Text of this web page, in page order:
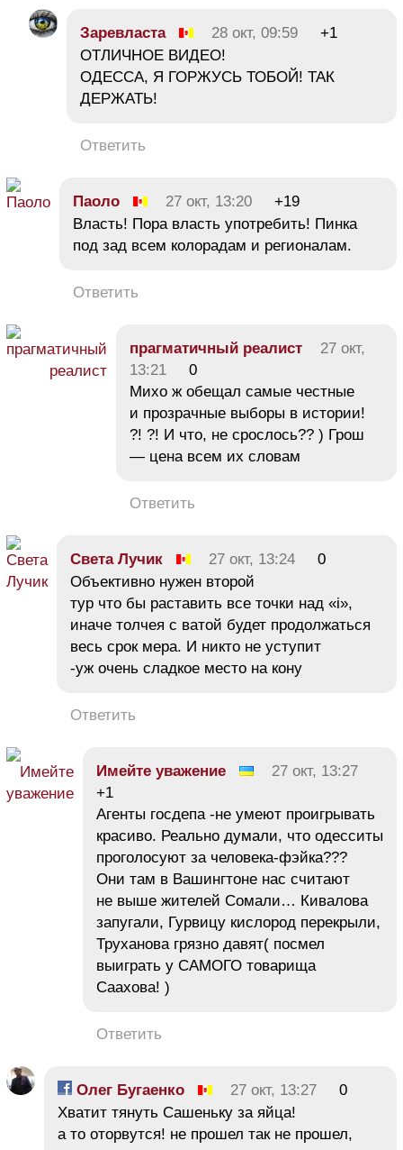
Заревласта 28 окт, 09:59
+1
ОТЛИЧНОЕ ВИДЕО!
ОДЕССА, Я ГОРЖУСЬ ТОБОЙ! ТАК
ДЕРЖАТЬ!
Ответить
Паоло 27 окт, 13:20
+19
Власть! Пора власть употребить! Пинка
под зад всем колорадам и регионалам.
Ответить
прагматичный реалист
27 окт,
13:21
0
Михо ж обещал самые честные
и прозрачные выборы в истории!
?! ?! И что, не срослось?? ) Грош
— цена всем их словам
Ответить
Света Лучик 27 окт, 13:24
0
Объективно нужен второй
тур что бы раставить все точки над «i»,
иначе толчея с ватой будет продолжаться
весь срок мера. И никто не уступит
-уж очень сладкое место на кону
Ответить
Имейте уважение
27 окт, 13:27
+1
Агенты госдепа -не умеют проигрывать
красиво. Реально думали, что одесситы
проголосуют за человека-фэйка???
Они там в Вашингтоне нас считают
не выше жителей Сомали… Кивалова
запугали, Гурвицу кислород перекрыли,
Труханова грязно давят( посмел
выиграть у САМОГО товарища
Саахова! )
Ответить
Олег Бугаенко 27 окт, 13:27
0
Хватит тянуть Сашеньку за яйца!
а то оторвутся! не прошел так не прошел,